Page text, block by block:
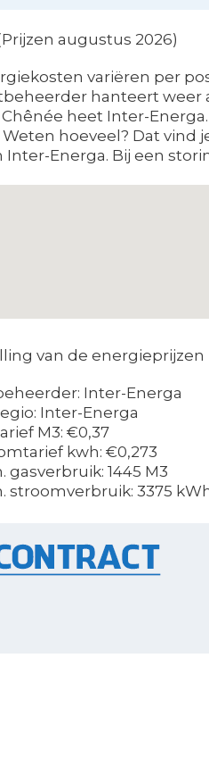
augustus 2026)
variëren per
hanteert weer
heet Inter-
hoeveel? Dat vind
Energa. Bij een
van de energieprijzen
Inter-Energa
Inter-Energa
M3: €0,37
kwh: €0,273
gasverbruik: 1445 M3
stroomverbruik: 3375